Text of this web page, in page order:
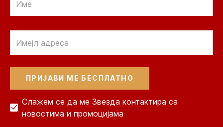
Слажем се да ме Звезда контактира са
новостима и промоцијама